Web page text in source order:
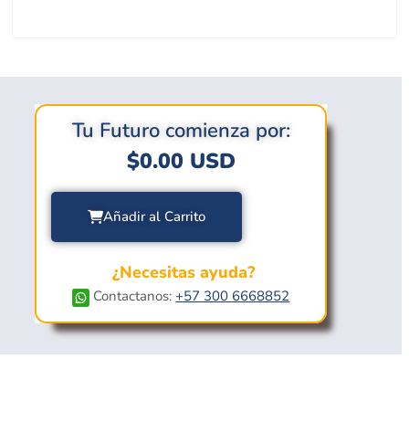
Tu Futuro comienza por:
$0.00 USD
Añadir al Carrito
¿Necesitas ayuda?
Contactanos:+57 300 6668852